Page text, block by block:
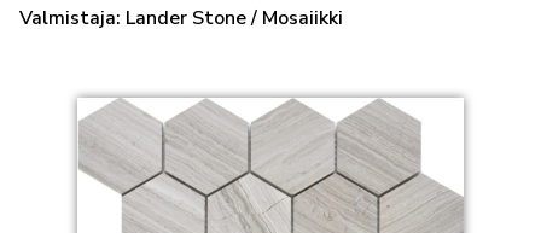
Valmistaja: Lander Stone / Mosaiikki